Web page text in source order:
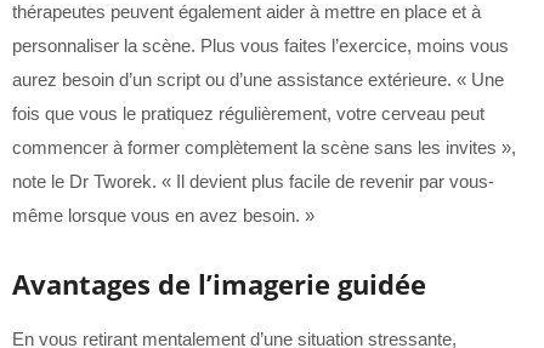
thérapeutes peuvent également aider à mettre en place et à
personnaliser la scène. Plus vous faites l’exercice, moins vous
aurez besoin d’un script ou d’une assistance extérieure. « Une
fois que vous le pratiquez régulièrement, votre cerveau peut
commencer à former complètement la scène sans les invites »,
note le Dr Tworek. « Il devient plus facile de revenir par vous-
même lorsque vous en avez besoin. »
Avantages de l’imagerie guidée
En vous retirant mentalement d’une situation stressante,